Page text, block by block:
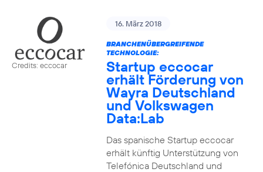
Credits: eccocar
16. März 2018
BRANCHENÜBERGREIFENDE
TECHNOLOGIE:
Startup eccocar
erhält Förderung von
Wayra Deutschland
und Volkswagen
Data:Lab
Das spanische Startup eccocar
erhält künftig Unterstützung von
Telefónica Deutschland und